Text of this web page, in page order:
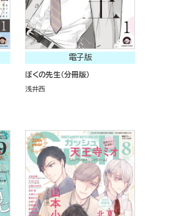
電子版
ぼくの先生（分冊版）
浅井西